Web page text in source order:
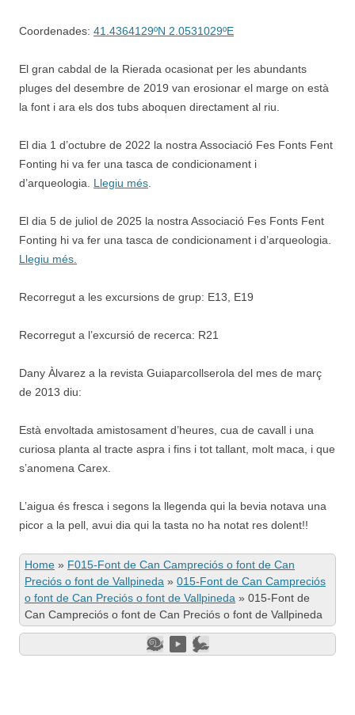
Coordenades: 41.4364129ºN 2.0531029ºE
El gran cabdal de la Rierada ocasionat per les abundants
pluges del desembre de 2019 van erosionar el marge on està
la font i ara els dos tubs aboquen directament al riu.
El dia 1 d’octubre de 2022 la nostra Associació Fes Fonts Fent
Fonting hi va fer una tasca de condicionament i
d’arqueologia. Llegiu més
El dia 5 de juliol de 2025 la nostra Associació Fes Fonts Fent
Fonting hi va fer una tasca de condicionament i d’arqueologia.
Llegiu més.
Recorregut a les excursions de grup: E13, E19
Recorregut a l’excursió de recerca: R21
Dany Àlvarez a la revista Guiaparcollserola del mes de març
de 2013 diu:
Està envoltada amistosament d’heures, cua de cavall i una
curiosa planta al tracte aspra i fins i tot tallant, molt maca, i que
s’anomena Carex.
L’aigua és fresca i segons la llegenda qui la bevia notava una
picor a la pell, avui dia qui la tasta no ha notat res dolent!!
Home » F015-Font de Can Campreciós o font de Can
Preciós o font de Vallpineda » 015-Font de Can Campreciós
o font de Can Preciós o font de Vallpineda » 015-Font de
Can Campreciós o font de Can Preciós o font de Vallpineda